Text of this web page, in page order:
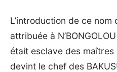
L’introduction de ce
attribuée à
était esclave des maîtres
devint le chef des